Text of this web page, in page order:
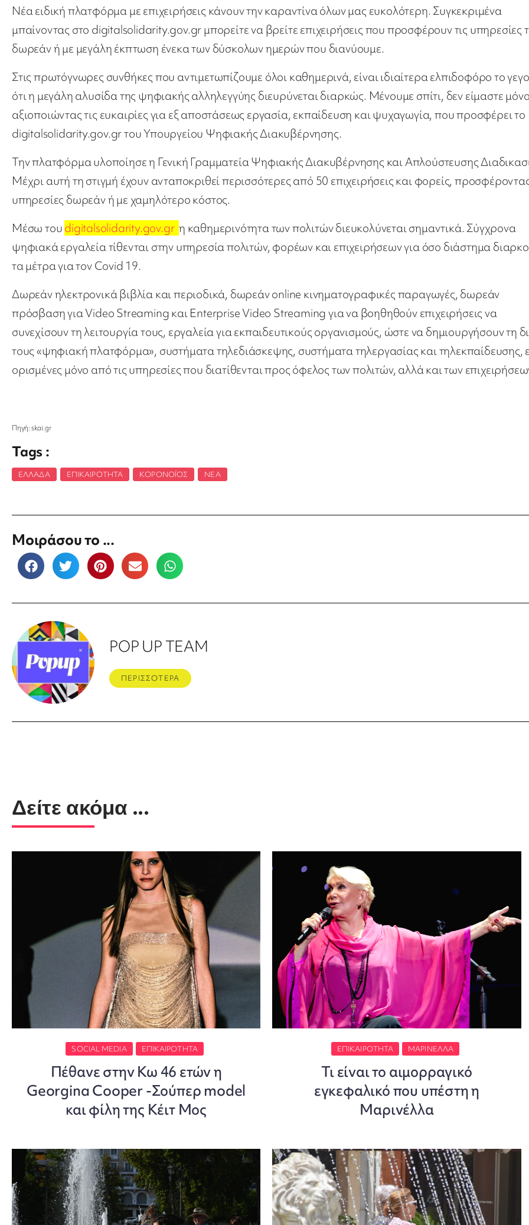
Νέα ειδική πλατφόρμα με επιχειρήσεις κάνουν την καραντίνα όλων μας ευκολότερη. Συγκεκριμένα
μπαίνοντας στο digitalsolidarity.gov.gr μπορείτε να βρείτε επιχειρήσεις που προσφέρουν τις υπηρεσίες
δωρεάν ή με μεγάλη έκπτωση ένεκα των δύσκολων ημερών που διανύουμε.
Στις πρωτόγνωρες συνθήκες που αντιμετωπίζουμε όλοι καθημερινά, είναι ιδιαίτερα ελπιδοφόρο το
ότι η μεγάλη αλυσίδα της ψηφιακής αλληλεγγύης διευρύνεται διαρκώς. Μένουμε σπίτι, δεν είμαστε
αξιοποιώντας τις ευκαιρίες για εξ αποστάσεως εργασία, εκπαίδευση και ψυχαγωγία, που προσφέρει το
digitalsolidarity.gov.gr του Υπουργείου Ψηφιακής Διακυβέρνησης.
Την πλατφόρμα υλοποίησε η Γενική Γραμματεία Ψηφιακής Διακυβέρνησης και Απλούστευσης
Μέχρι αυτή τη στιγμή έχουν ανταποκριθεί περισσότερες από 50 επιχειρήσεις και φορείς,
υπηρεσίες δωρεάν ή με χαμηλότερο κόστος.
Μέσω τουdigitalsolidarity.gov.gr η καθημερινότητα των πολιτών διευκολύνεται σημαντικά. Σύγχρονα
ψηφιακά εργαλεία τίθενται στην υπηρεσία πολιτών, φορέων και επιχειρήσεων για όσο διάστημα
τα μέτρα για τον Covid 19.
Δωρεάν ηλεκτρονικά βιβλία και περιοδικά, δωρεάν online κινηματογραφικές παραγωγές, δωρεάν
πρόσβαση για Video Streaming και Enterprise Video Streaming για να βοηθηθούν επιχειρήσεις να
συνεχίσουν τη λειτουργία τους, εργαλεία για εκπαιδευτικούς οργανισμούς, ώστε να δημιουργήσουν τη
τους «ψηφιακή πλατφόρμα», συστήματα τηλεδιάσκεψης, συστήματα τηλεργασίας και τηλεκπαίδευσης,
ορισμένες μόνο από τις υπηρεσίες που διατίθενται προς όφελος των πολιτών, αλλά και των
Πηγή: skai.gr
Tags :
ΕΛΛΆΔΑ ΕΠΙΚΑΙΡΌΤΗΤΑ ΚΟΡΟΝΟΪΌΣ ΝΈΑ
Μοιράσου το ...
POP UP TEAM
ΠΕΡΙΣΣΟΤΕΡΑ
Δείτε ακόμα ...
SOCIAL MEDIA ΕΠΙΚΑΙΡΌΤΗΤΑ
Πέθανε στην Κω 46 ετών η
Georgina Cooper -Σούπερ model
και φίλη της Κέιτ Μος
ΕΠΙΚΑΙΡΌΤΗΤΑ ΜΑΡΙΝΈΛΛΑ
Τι είναι το αιμορραγικό
εγκεφαλικό που υπέστη η
Μαρινέλλα